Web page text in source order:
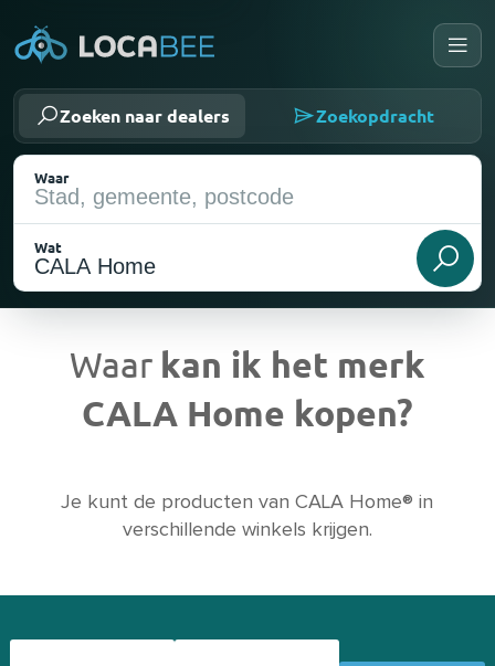
Zoeken naar dealers Zoekopdracht
Waar
Wat
Huidige locatie
Waar kan ik het merk
CALA Home kopen?
Je kunt de producten van CALA Home® in
verschillende winkels krijgen.